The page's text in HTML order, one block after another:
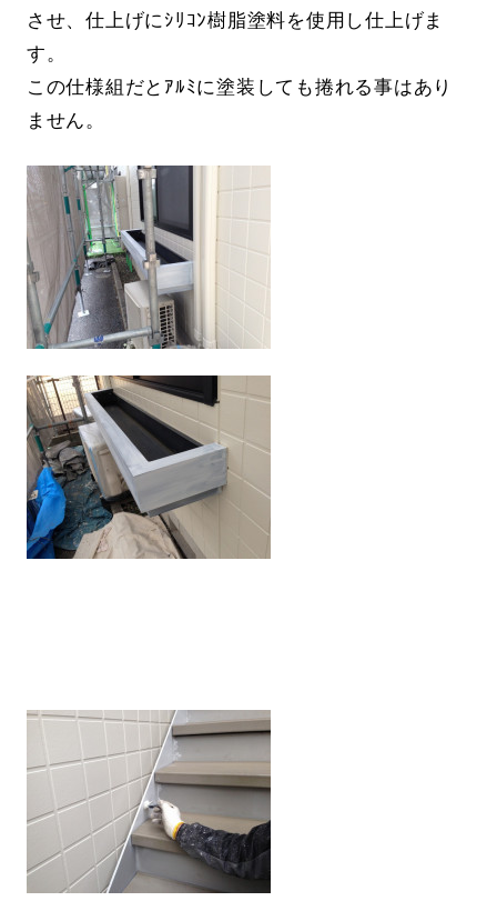
させ、仕上げにｼﾘｺﾝ樹脂塗料を使用し仕上げま
す。
この仕様組だとｱﾙﾐに塗装しても捲れる事はあり
ません。